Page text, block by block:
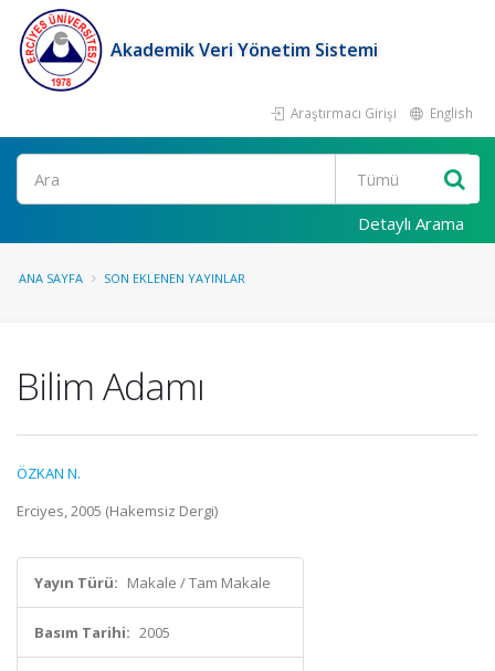
Akademik Veri Yönetim Sistemi
Araştırmacı Girişi English
Ara
Detaylı Arama
ANA SAYFA SON EKLENEN YAYINLAR
Bilim Adamı
ÖZKAN N.
Erciyes, 2005 (Hakemsiz Dergi)
Yayın Türü: Makale / Tam Makale
Basım Tarihi: 2005